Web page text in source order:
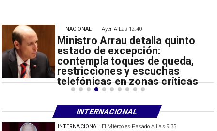
El Miércoles Pasado A Las 9:35
INTERNACIONAL
Ayer A Las 12:40
Ministro Arrau detalla quinto
estado de excepción:
contempla toques de queda,
restricciones y escuchas
telefónicas en zonas críticas
NACIONAL
INTERNACIONAL